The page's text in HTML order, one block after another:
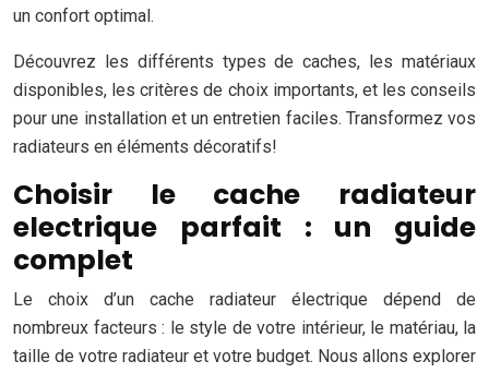
un confort optimal.
Découvrez les différents types de caches, les matériaux
disponibles, les critères de choix importants, et les conseils
pour une installation et un entretien faciles. Transformez vos
radiateurs en éléments décoratifs!
Choisir le cache radiateur
electrique parfait : un guide
complet
Le choix d’un cache radiateur électrique dépend de
nombreux facteurs : le style de votre intérieur, le matériau, la
taille de votre radiateur et votre budget. Nous allons explorer